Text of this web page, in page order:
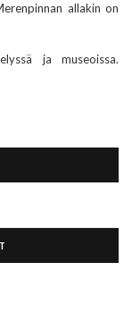
allakin on
ja museoissa.